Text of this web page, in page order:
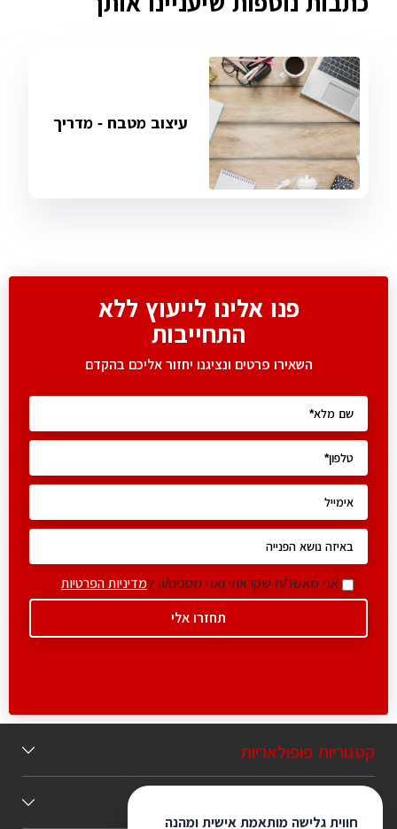
עיצוב מטבח - מדריך
פנו אלינו לייעוץ ללא
התחייבות
השאירו פרטים ונציגנו יחזור אליכם בהקדם
אני מאשר/ת שקראתי ואני מסכים/ה למדיניות הפרטיות
חווית גלישה מותאמת אישית ומהנה
קטגוריות פופולאריות